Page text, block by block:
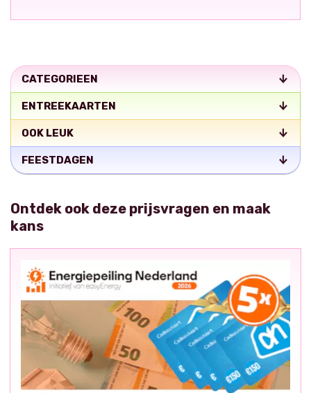
CATEGORIEEN
ENTREEKAARTEN
OOK LEUK
FEESTDAGEN
Ontdek ook deze prijsvragen en maak
kans